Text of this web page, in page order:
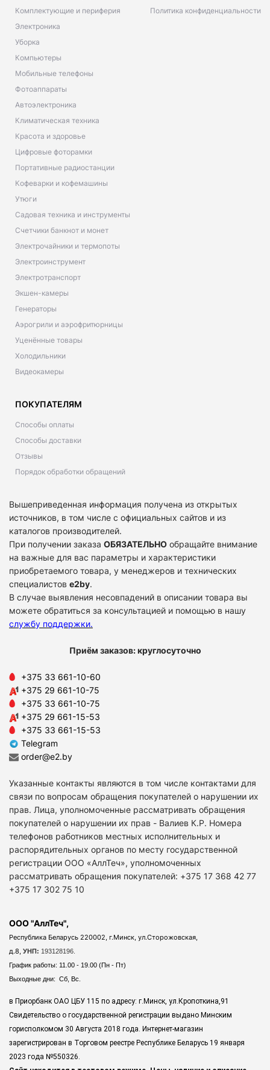
Комплектующие и периферия
Электроника
Уборка
Компьютеры
Мобильные телефоны
Фотоаппараты
Автоэлектроника
Климатическая техника
Красота и здоровье
Цифровые фоторамки
Портативные радиостанции
Кофеварки и кофемашины
Утюги
Садовая техника и инструменты
Счетчики банкнот и монет
Электрочайники и термопоты
Электроинструмент
Электротранспорт
Экшен-камеры
Генераторы
Аэрогрили и аэрофритюрницы
Уценённые товары
Холодильники
Видеокамеры
Политика конфиденциальности
ПОКУПАТЕЛЯМ
Способы оплаты
Способы доставки
Отзывы
Порядок обработки обращений
Вышеприведенная информация получена из открытых
источников, в том числе с официальных сайтов и из
каталогов производителей.
При получении заказа ОБЯЗАТЕЛЬНО обращайте внимание
на важные для вас параметры и характеристики
приобретаемого товара, у менеджеров и технических
специалистов e2by.
В случае выявления несовпадений в описании товара вы
можете обратиться за консультацией и помощью в нашу
службу поддержки.
Приём заказов: круглосуточно
+375 33 661-10-60
+375 29 661-10-75
+375 33 661-10-75
+375 29 661-15-53
+375 33 661-15-53
Telegram
order@e2.by
Указанные контакты являются в том числе контактами для
связи по вопросам обращения покупателей о нарушении их
прав. Лица, уполномоченные рассматривать обращения
покупателей о нарушении их прав - Валиев К.Р. Номера
телефонов работников местных исполнительных и
распорядительных органов по месту государственной
регистрации ООО «АллТеч», уполномоченных
рассматривать обращения покупателей: +375 17 368 42 77
+375 17 302 75 10
ООО "АллТеч",
Республика Беларусь 220002, г.Минск, ул.Сторожовская,
д.8, УНП: 193128196.
График работы: 11.00 - 19.00 (Пн - Пт)
Выходные дни: Сб, Вс.
в Приорбанк ОАО ЦБУ 115 по адресу: г.Минск, ул.Кропоткина,91
Свидетельство о государственной регистрации выдано Минским
горисполкомом 30 Августа 2018 года. Интернет-магазин
зарегистрирован в Торговом реестре Республике Беларусь 19 января
2023 года №550326.